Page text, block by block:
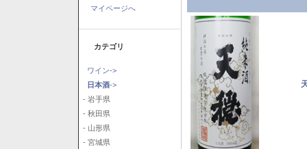
マイページへ
カテゴリ
ワイン->
日本酒->
- 岩手県
- 秋田県
- 山形県
- 宮城県